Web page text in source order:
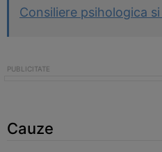
Consiliere psihologica
Cauze